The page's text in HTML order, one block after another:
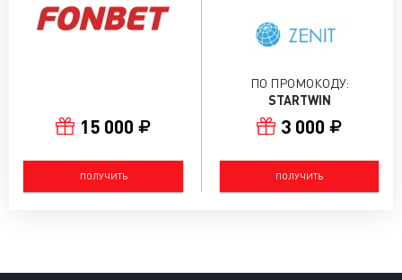
15 000
ПОЛУЧИТЬ
ПО ПРОМОКОДУ:
STARTWIN
3 000
ПОЛУЧИТЬ